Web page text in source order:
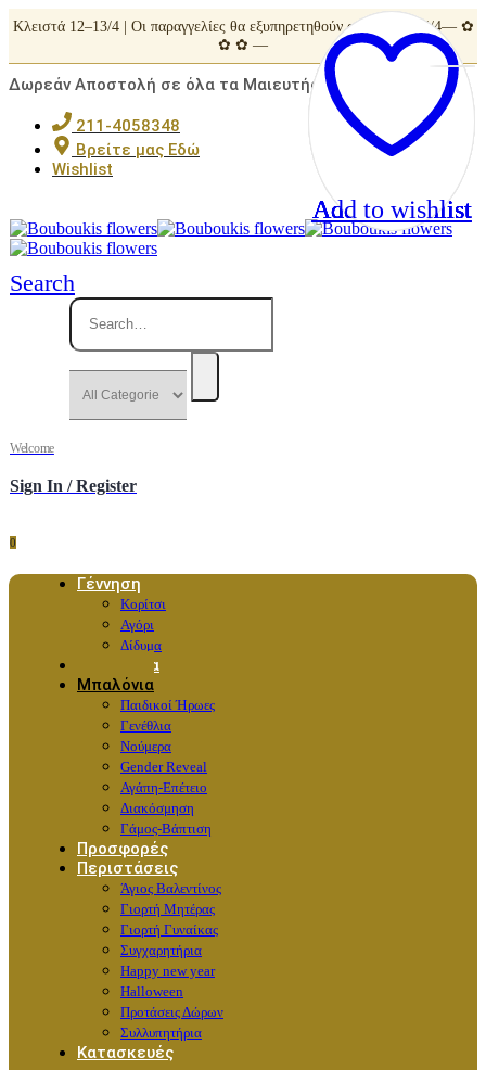
Κλειστά 12–13/4 | Οι παραγγελίες θα εξυπηρετηθούν από Τρίτη 14/4— ✿
✿ ✿ —
Δωρεάν Αποστολή σε όλα τα Μαιευτήρια της Αττικής
211-4058348
Βρείτε μας Εδώ
Wishlist
Search
Welcome
Sign In / Register
0
Γέννηση
Κορίτσι
Αγόρι
Δίδυμα
Λουλούδια
Μπαλόνια
Παιδικοί Ήρωες
Γενέθλια
Νούμερα
Gender Reveal
Αγάπη-Επέτειο
Διακόσμηση
Γάμος-Βάπτιση
Προσφορές
Περιστάσεις
Άγιος Βαλεντίνος
Γιορτή Μητέρας
Γιορτή Γυναίκας
Συγχαρητήρια
Happy new year
Halloween
Προτάσεις Δώρων
Συλλυπητήρια
Κατασκευές
Add to wishlist
Add to wishlist
Add to wishlist
Add to wishlist
Add to wishlist